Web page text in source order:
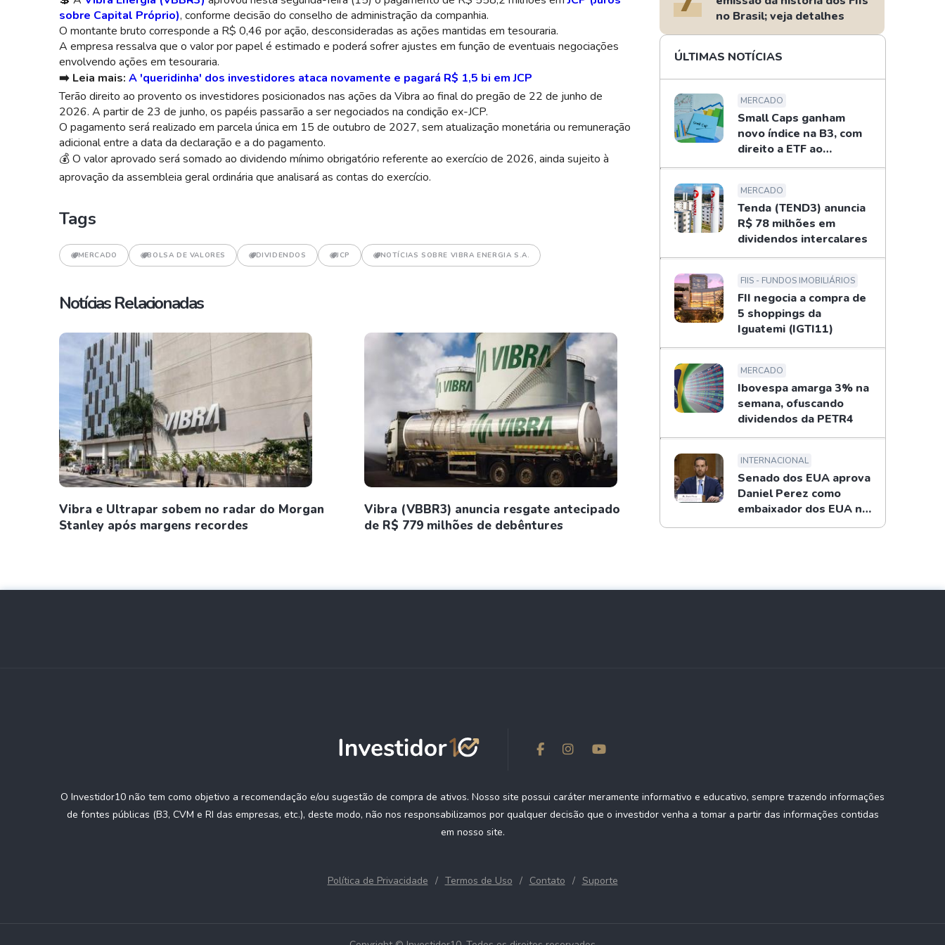
sobre Capital Próprio), conforme decisão do conselho de administração da companhia.
O montante bruto corresponde a R$ 0,46 por ação, desconsideradas as ações mantidas em tesouraria.
A empresa ressalva que o valor por papel é estimado e poderá sofrer ajustes em função de eventuais negociações
envolvendo ações em tesouraria.
➡️ Leia mais: A 'queridinha' dos investidores ataca novamente e pagará R$ 1,5 bi em JCP
Terão direito ao provento os investidores posicionados nas ações da Vibra ao final do pregão de 22 de junho de
2026. A partir de 23 de junho, os papéis passarão a ser negociados na condição ex-JCP.
O pagamento será realizado em parcela única em 15 de outubro de 2027, sem atualização monetária ou remuneração
adicional entre a data da declaração e a do pagamento.
💰O valor aprovado será somado ao dividendo mínimo obrigatório referente ao exercício de 2026, ainda sujeito à
aprovação da assembleia geral ordinária que analisará as contas do exercício.
Tags
MERCADO BOLSA DE VALORES DIVIDENDOS JCP NOTÍCIAS SOBRE VIBRA ENERGIA S.A.
Notícias Relacionadas
Vibra e Ultrapar sobem no radar do Morgan
Stanley após margens recordes
Vibra (VBBR3) anuncia resgate antecipado
de R$ 779 milhões de debêntures
no Brasil; veja detalhes
ÚLTIMAS NOTÍCIAS
MERCADO
Small Caps ganham
novo índice na B3, com
direito a ETF ao
investidor
MERCADO
Tenda (TEND3) anuncia
R$ 78 milhões em
dividendos intercalares
FIIS - FUNDOS IMOBILIÁRIOS
FII negocia a compra de
5 shoppings da
Iguatemi (IGTI11)
MERCADO
Ibovespa amarga 3% na
semana, ofuscando
dividendos da PETR4
INTERNACIONAL
Senado dos EUA aprova
Daniel Perez como
embaixador dos EUA no
Brasil
O Investidor10 não tem como objetivo a recomendação e/ou sugestão de compra de ativos. Nosso site possui caráter meramente informativo e educativo, sempre trazendo informações
de fontes públicas (B3, CVM e RI das empresas, etc.), deste modo, não nos responsabilizamos por qualquer decisão que o investidor venha a tomar a partir das informações contidas
em nosso site.
Política de Privacidade Termos de Uso Contato Suporte